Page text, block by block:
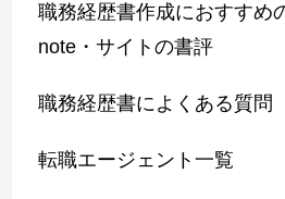
職務経歴書作成におすすめ
note・サイトの書評
職務経歴書によくある質問
転職エージェント一覧